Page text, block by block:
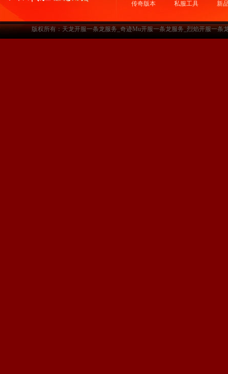
传奇版本 私服工具 新
版权所有：天龙开服一条龙服务_奇迹Mu开服一条龙服务_烈焰开服一条